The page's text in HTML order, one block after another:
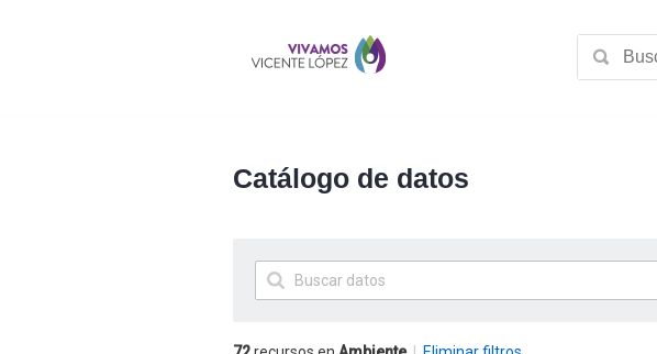
Catálogo de datos